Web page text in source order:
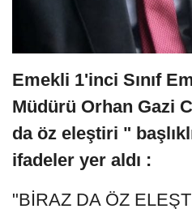
Emekli 1'inci Sınıf
Müdürü Orhan Gazi
da öz eleştiri "
ifadeler yer aldı :
"BİRAZ DA ÖZ